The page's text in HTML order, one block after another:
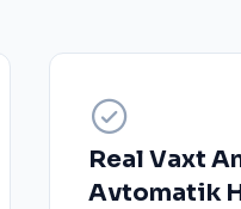
Real Vaxt
Avtomatik